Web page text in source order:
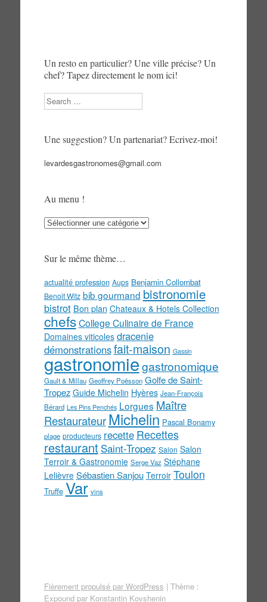
Un resto en particulier? Une ville précise? Un
chef? Tapez directement le nom ici!
Search
Une suggestion? Un partenariat? Ecrivez-moi!
levardesgastronomes@gmail.com
Au menu !
Au
Sur le même thème…
actualité profession Aups Benjamin Collombat
Benoit Witz bib gourmand bistronomie
bistrot Bon plan Chateaux & Hotels Collection
chefs College Culinaire de France
Domaines viticoles dracenie
démonstrationsfait-maison Gassin
gastronomiegastronomique
Gault & Millau Geoffrey Poësson Golfe de Saint-
Tropez Guide Michelin Hyères Jean-François
Bérard Les Pins Penchés Lorgues Maître
Restaurateur Michelin Pascal Bonamy
plage producteurs recette Recettes
restaurant Saint-Tropez Salon Salon
Terroir & Gastronomie Serge Vaz Stéphane
Lelièvre Sébastien Sanjou Terroir Toulon
Truffe Var vins
Fièrement propulsé par WordPress | Thème :
Expound par Konstantin Kovshenin